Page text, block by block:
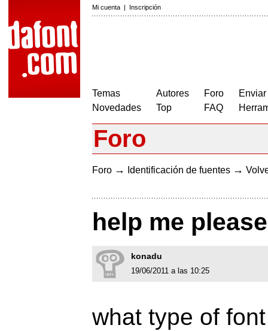
Mi cuenta | Inscripción
Temas
Novedades
Autores
Top
Foro
FAQ
Foro
Foro → Identificación de fuentes →
help me please
konadu
19/06/2011 a las 10:25
what type of